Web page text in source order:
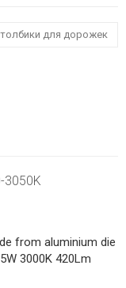
для дорожек
3050K
from aluminium die
3000K 420Lm